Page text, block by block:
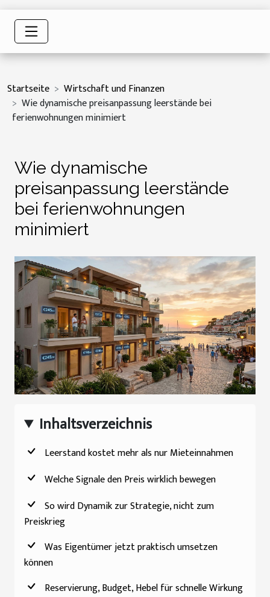
Startseite
Wirtschaft und Finanzen
Wie dynamische preisanpassung leerstände bei
ferienwohnungen minimiert
Wie dynamische
preisanpassung leerstände
bei ferienwohnungen
minimiert
Inhaltsverzeichnis
Leerstand kostet mehr als nur Mieteinnahmen
Welche Signale den Preis wirklich bewegen
So wird Dynamik zur Strategie, nicht zum
Preiskrieg
Was Eigentümer jetzt praktisch umsetzen
können
Reservierung, Budget, Hebel für schnelle Wirkung